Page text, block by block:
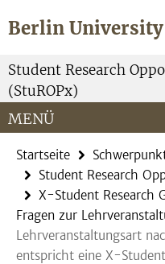
direkt
Inhalt
Berlin
Service-
Navigation
Student Research
(StuROPx)
MENÜ
Startseite
Student Research
X-Student Research
Fragen zur
Lehrveranstaltungsart
entspricht eine X-